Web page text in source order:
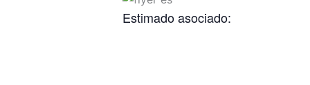
Estimado asociado: